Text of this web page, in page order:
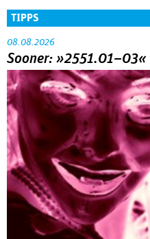
TIPPS
08.08.2026
Sooner: »2551.01–03«